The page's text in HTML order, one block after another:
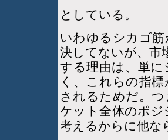
としている。
いわゆるシカゴ
決してないが、市
する理由は、単
く、これらの指
されるためだ。
ケット全体のポ
考えるからに他な